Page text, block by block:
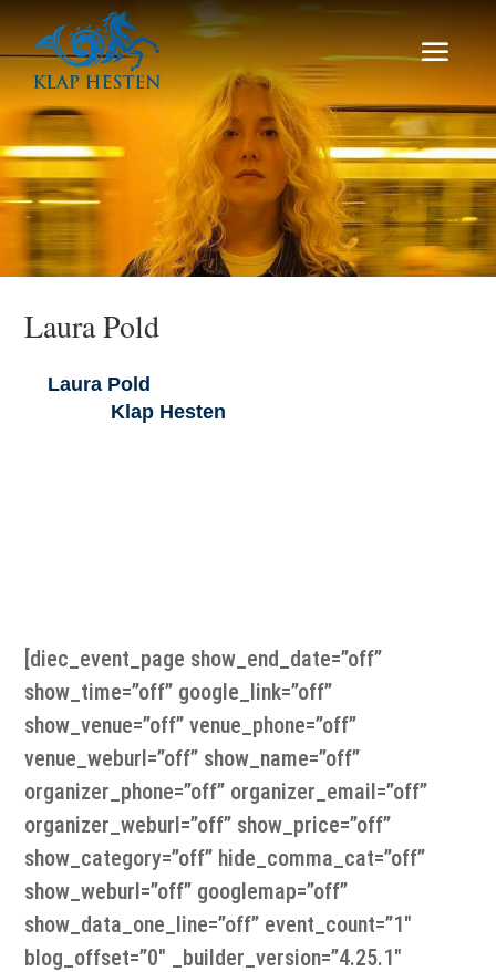
Laura Pold
Laura Pold
Klap Hesten
[diec_event_page show_end_date=”off”
show_time=”off” google_link=”off”
show_venue=”off” venue_phone=”off”
venue_weburl=”off” show_name=”off”
organizer_phone=”off” organizer_email=”off”
organizer_weburl=”off” show_price=”off”
show_category=”off” hide_comma_cat=”off”
show_weburl=”off” googlemap=”off”
show_data_one_line=”off” event_count=”1″
blog_offset=”0″ _builder_version=”4.25.1″